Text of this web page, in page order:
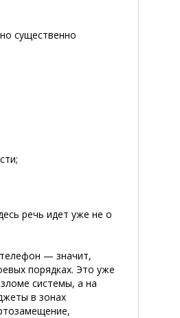
существенно
речь идет уже не о
— значит,
порядках. Это уже
системы, а на
в зонах